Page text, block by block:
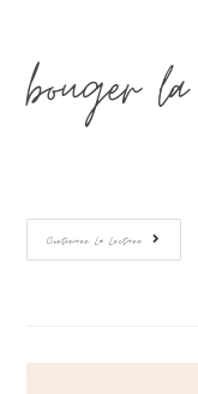
bouger
Continuer La Lecture